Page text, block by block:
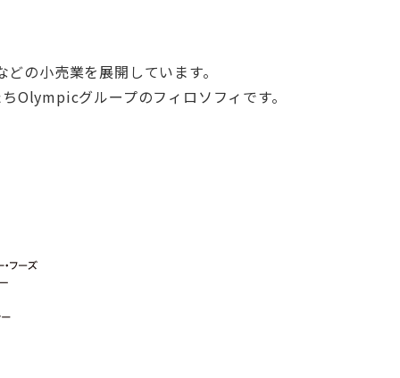
の小売業を展開しています。
Olympicグループのフィロソフィです。